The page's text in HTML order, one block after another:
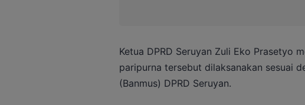
Ketua DPRD Seruyan Zuli Eko Prasetyo
paripurna tersebut dilaksanakan sesuai
(Banmus) DPRD Seruyan.